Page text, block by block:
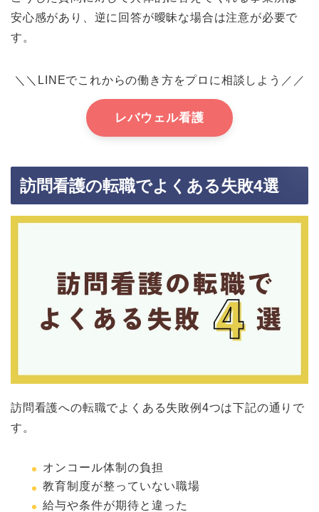
安心感があり、逆に回答が曖昧な場合は注意が必要で
す。
＼＼LINEでこれからの働き方をプロに相談しよう／／
レバウェル看護
訪問看護の転職でよくある失敗4選
訪問看護への転職でよくある失敗例4つは下記の通りで
す。
オンコール体制の負担
教育制度が整っていない職場
給与や条件が期待と違った